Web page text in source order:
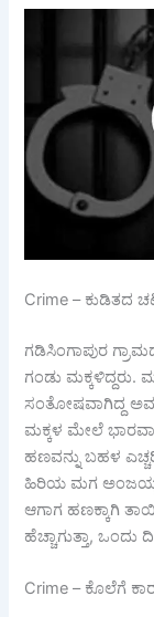
Crime – ಕುಡಿತದ
ಗಡಿಸಿಂಗಾಪುರ
ಗಂಡು
ಸಂತೋಷವಾಗಿದ್ದ
ಮಕ್ಕಳ ಮೇಲೆ
ಹಣವನ್ನು ಬಹಳ
ಹಿರಿಯ ಮಗ ಅಂಜಯ್ಯ
ಆಗಾಗ ಹಣಕ್ಕಾಗಿ
ಹೆಚ್ಚಾಗುತ್ತಾ,
Crime – ಕೊಲೆಗೆ